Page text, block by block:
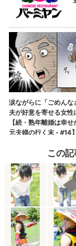
この